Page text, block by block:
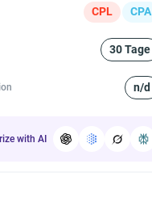
CPL CPA
30 Tage
n/d
with AI